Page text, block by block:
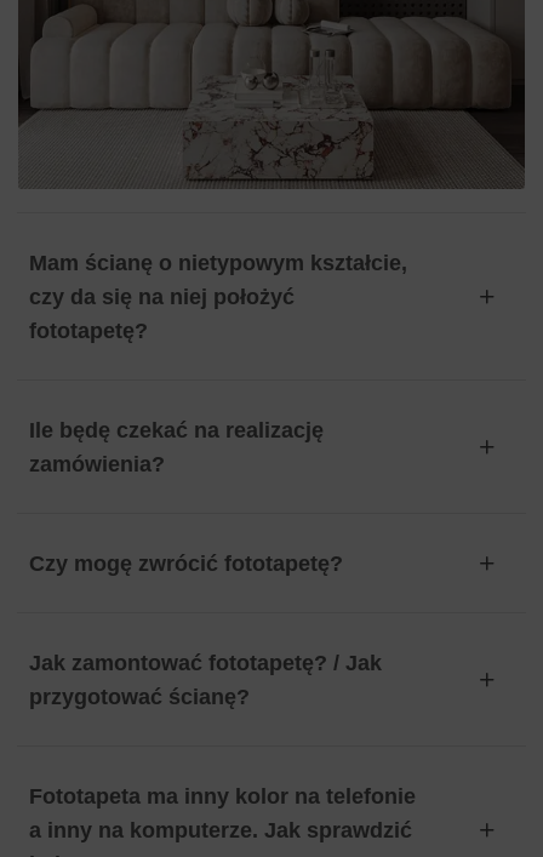
Mam ścianę o nietypowym kształcie,
czy da się na niej położyć
fototapetę?
Ile będę czekać na realizację
zamówienia?
Czy mogę zwrócić fototapetę?
Jak zamontować fototapetę? / Jak
przygotować ścianę?
Fototapeta ma inny kolor na telefonie
a inny na komputerze. Jak sprawdzić